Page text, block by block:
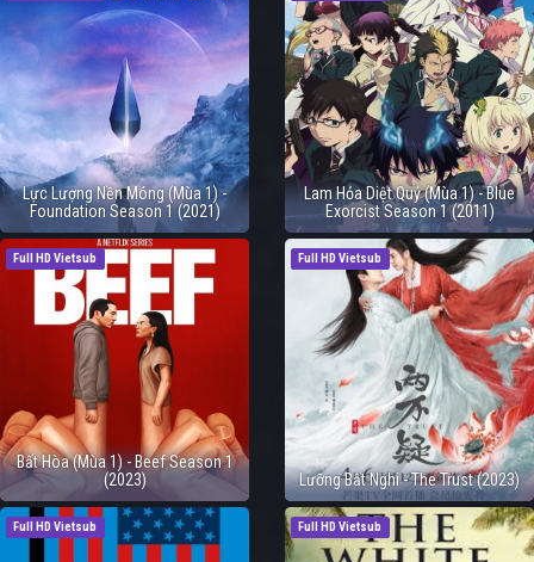
Lực Lượng Nền Móng (Mùa 1) -
Foundation Season 1 (2021)
Lam Hỏa Diệt Quỷ (Mùa 1) - Blue
Exorcist Season 1 (2011)
Full HD Vietsub
Bất Hòa (Mùa 1) - Beef Season 1
(2023)
Full HD Vietsub
Lưỡng Bất Nghi - The Trust (2023)
Full HD Vietsub Full HD Vietsub